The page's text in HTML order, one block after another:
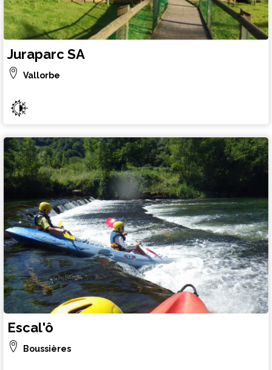
Juraparc SA
Vallorbe
Escal'ô
Boussières